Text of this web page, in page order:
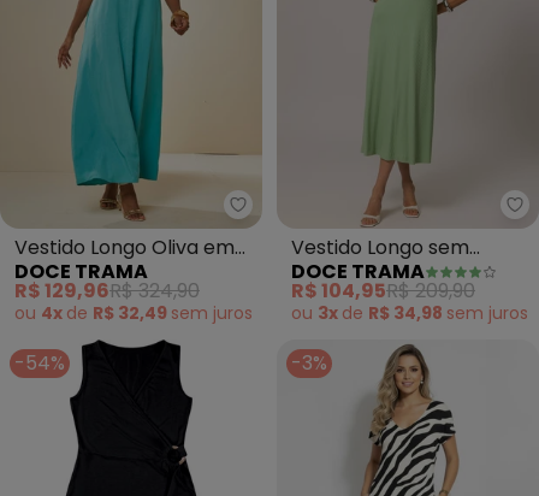
Doce Trama - Vestido Longo
Vestido Longo Oliva em
Viscose (Azul)
DOCE TRAMA
R$ 129,96R$ 324,90
ou 4x de R$ 32,49 sem juros
Vestido Longo sem
Manga em Ribana
(Verde)
DOCE TRAMA
R$ 104,95R$ 209,90
ou 3x de R$ 34,98 sem juros
-54% -3%